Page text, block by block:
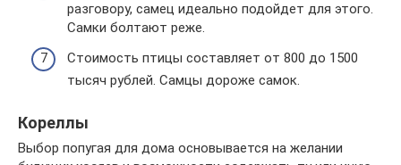
разговору, самец идеально подойдет для этого.
Самки болтают реже.
Стоимость птицы составляет от 800 до 1500
тысяч рублей. Самцы дороже самок.
Кореллы
Выбор попугая для дома основывается на желании